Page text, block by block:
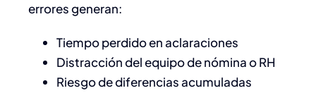
errores generan:
Tiempo perdido en aclaraciones
Distracción del equipo de nómina o RH
Riesgo de diferencias acumuladas